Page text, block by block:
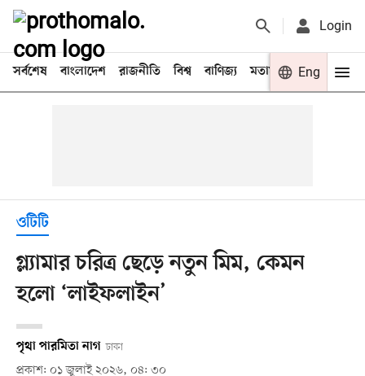
Login
সর্বশেষ বাংলাদেশ রাজনীতি বিশ্ব বাণিজ্য মতামত খেলা
Eng
ওটিটি
গ্ল্যামার চরিত্র ছেড়ে নতুন মিম, কেমন
হলো ‘লাইফলাইন’
পৃথা পারমিতা নাগ ঢাকা
প্রকাশ: ০১ জুলাই ২০২৬, ০৪: ৩০